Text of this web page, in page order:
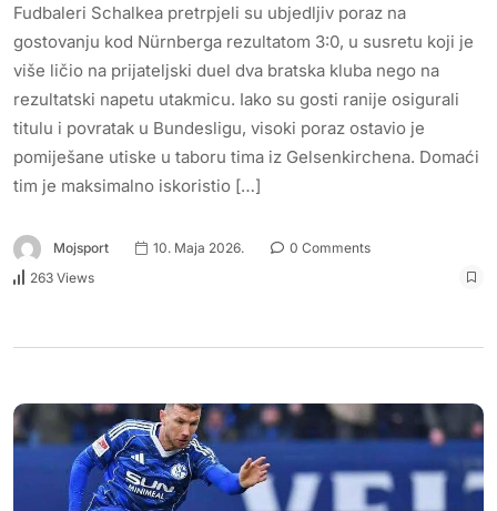
Fudbaleri Schalkea pretrpjeli su ubjedljiv poraz na
gostovanju kod Nürnberga rezultatom 3:0, u susretu koji je
više ličio na prijateljski duel dva bratska kluba nego na
rezultatski napetu utakmicu. Iako su gosti ranije osigurali
titulu i povratak u Bundesligu, visoki poraz ostavio je
pomiješane utiske u taboru tima iz Gelsenkirchena. Domaći
tim je maksimalno iskoristio […]
Mojsport 10. Maja 2026.
0 Comments
263 Views